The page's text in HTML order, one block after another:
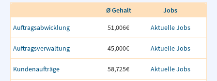
Ø Gehalt
Jobs
Auftragsabwicklung
51,006€ Aktuelle Jobs
Auftragsverwaltung 45,000€ Aktuelle Jobs
Kundenaufträge 58,725€ Aktuelle Jobs